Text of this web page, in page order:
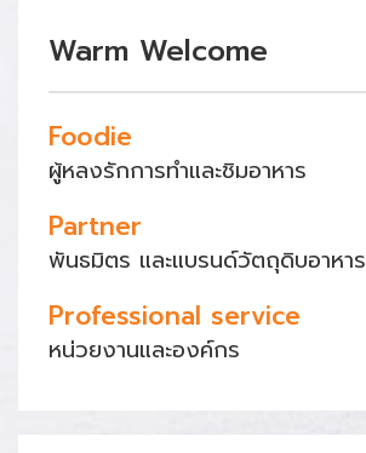
Warm Welcome
Foodie
ผู้หลงรักการทำและชิมอาหาร
Partner
พันธมิตร และแบรนด์วัตถุดิบอาหาร
Professional service
หน่วยงานและองค์กร